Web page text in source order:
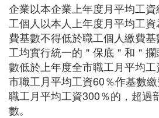
企業以本企業上年度月平均工
工個人以本人上年度月平均工
費基數不得低於職工個人繳費
工均實行統一的＂保底＂和＂
數低於上年度全市職工月平均
市職工月平均工資60％作基數
職工月平均工資300％的，超過
數。